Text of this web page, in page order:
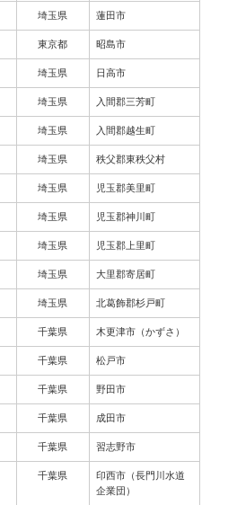
埼玉県 蓮田市
東京都 昭島市
埼玉県 日高市
埼玉県 入間郡三芳町
埼玉県 入間郡越生町
埼玉県 秩父郡東秩父村
埼玉県 児玉郡美里町
埼玉県 児玉郡神川町
埼玉県 児玉郡上里町
埼玉県 大里郡寄居町
埼玉県 北葛飾郡杉戸町
千葉県 木更津市（かずさ）
千葉県 松戸市
千葉県 野田市
千葉県 成田市
千葉県 習志野市
千葉県
印西市（長門川水道
企業団）